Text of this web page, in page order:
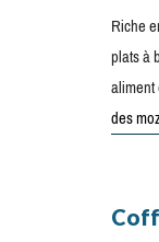
Riche
plats à
des